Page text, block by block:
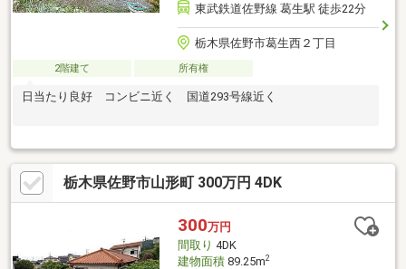
東武鉄道佐野線 葛生駅 徒歩22分
栃木県佐野市葛生西２丁目
2階建て 所有権
日当たり良好 コンビニ近く 国道293号線近く
栃木県佐野市山形町 300万円 4DK
300万円
間取り 4DK
建物面積89.25m2